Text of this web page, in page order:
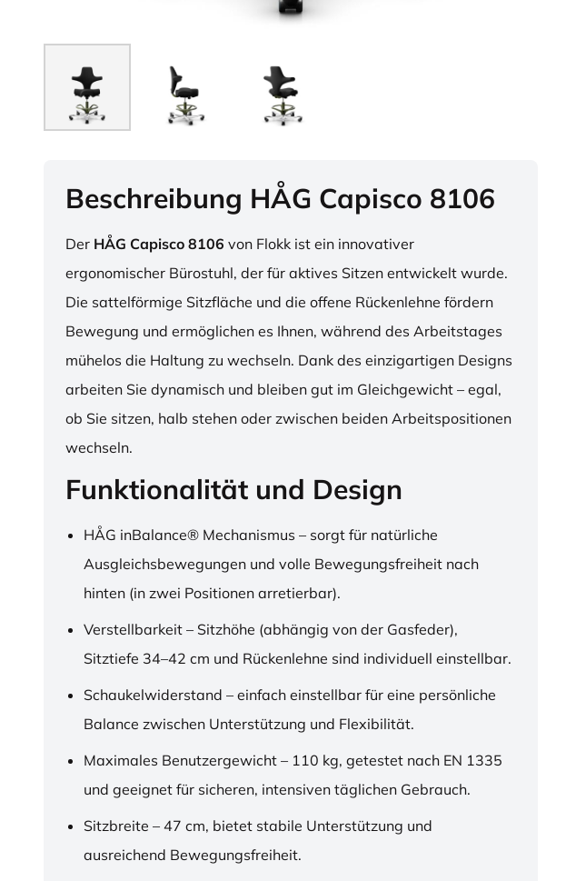
Beschreibung HÅG Capisco 8106
Der HÅG Capisco 8106 von Flokk ist ein innovativer
ergonomischer Bürostuhl, der für aktives Sitzen entwickelt wurde.
Die sattelförmige Sitzfläche und die offene Rückenlehne fördern
Bewegung und ermöglichen es Ihnen, während des Arbeitstages
mühelos die Haltung zu wechseln. Dank des einzigartigen Designs
arbeiten Sie dynamisch und bleiben gut im Gleichgewicht – egal,
ob Sie sitzen, halb stehen oder zwischen beiden Arbeitspositionen
wechseln.
Funktionalität und Design
HÅG inBalance® Mechanismus – sorgt für natürliche
Ausgleichsbewegungen und volle Bewegungsfreiheit nach
hinten (in zwei Positionen arretierbar).
Verstellbarkeit – Sitzhöhe (abhängig von der Gasfeder),
Sitztiefe 34–42 cm und Rückenlehne sind individuell einstellbar.
Schaukelwiderstand – einfach einstellbar für eine persönliche
Balance zwischen Unterstützung und Flexibilität.
Maximales Benutzergewicht – 110 kg, getestet nach EN 1335
und geeignet für sicheren, intensiven täglichen Gebrauch.
Sitzbreite – 47 cm, bietet stabile Unterstützung und
ausreichend Bewegungsfreiheit.